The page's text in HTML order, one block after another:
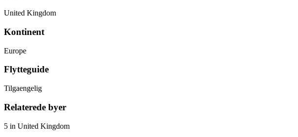
United Kingdom
Kontinent
Europe
Flytteguide
Tilgaengelig
Relaterede byer
5 in United Kingdom